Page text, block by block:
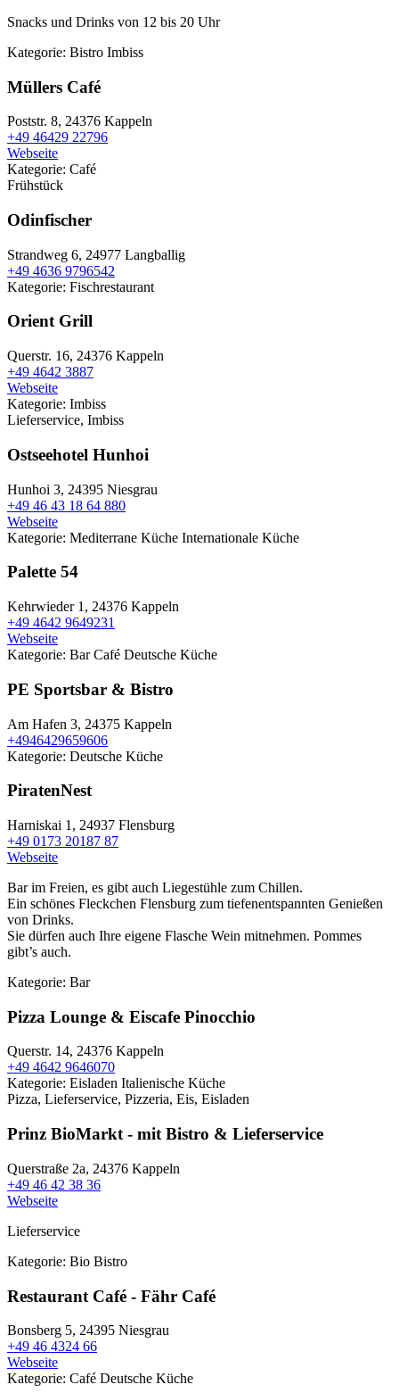
Snacks und Drinks von 12 bis 20 Uhr
Kategorie: Bistro Imbiss
Müllers Café
Poststr. 8, 24376 Kappeln
+49 46429 22796
Webseite
Kategorie: Café
Frühstück
Odinfischer
Strandweg 6, 24977 Langballig
+49 4636 9796542
Kategorie: Fischrestaurant
Orient Grill
Querstr. 16, 24376 Kappeln
+49 4642 3887
Webseite
Kategorie: Imbiss
Lieferservice, Imbiss
Ostseehotel Hunhoi
Hunhoi 3, 24395 Niesgrau
+49 46 43 18 64 880
Webseite
Kategorie: Mediterrane Küche Internationale Küche
Palette 54
Kehrwieder 1, 24376 Kappeln
+49 4642 9649231
Webseite
Kategorie: BarCafé Deutsche Küche
PE Sportsbar & Bistro
Am Hafen 3, 24375 Kappeln
+4946429659606
Kategorie: Deutsche Küche
PiratenNest
Harniskai 1, 24937 Flensburg
+49 0173 20187 87
Webseite
Bar im Freien, es gibt auch Liegestühle zum Chillen.
Ein schönes Fleckchen Flensburg zum tiefenentspannten Genießen
von Drinks.
Sie dürfen auch Ihre eigene Flasche Wein mitnehmen. Pommes
gibt’s auch.
Kategorie: Bar
Pizza Lounge & Eiscafe Pinocchio
Querstr. 14, 24376 Kappeln
+49 4642 9646070
Kategorie: Eisladen Italienische Küche
Pizza, Lieferservice, Pizzeria, Eis, Eisladen
Prinz BioMarkt - mit Bistro & Lieferservice
Querstraße 2a, 24376 Kappeln
+49 46 42 38 36
Webseite
Lieferservice
Kategorie: Bio Bistro
Restaurant Café - Fähr Café
Bonsberg 5, 24395 Niesgrau
+49 46 4324 66
Webseite
Kategorie: Café Deutsche Küche